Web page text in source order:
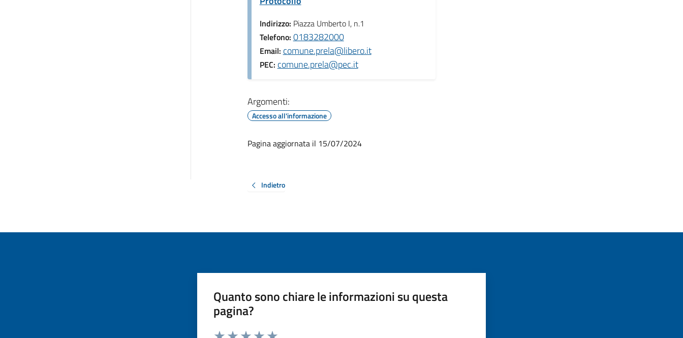
Indirizzo: Piazza Umberto I, n.1
Telefono: 0183282000
Email: comune.prela@libero.it
PEC: comune.prela@pec.it
Argomenti:
Accesso all'informazione
Pagina aggiornata il 15/07/2024
Indietro
Quanto sono chiare le informazioni su questa
pagina?
Valuta da 1 a 5 stelle la pagina